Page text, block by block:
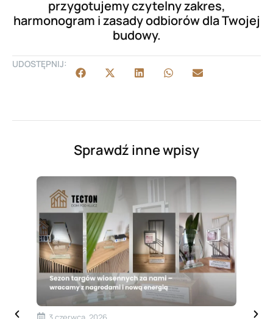
przygotujemy czytelny zakres,
harmonogram i zasady odbiorów dla Twojej
budowy.
UDOSTĘPNIJ:
Sprawdź inne wpisy